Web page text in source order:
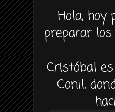
Hola, hoy
preparar
Cristóbal
Conil,